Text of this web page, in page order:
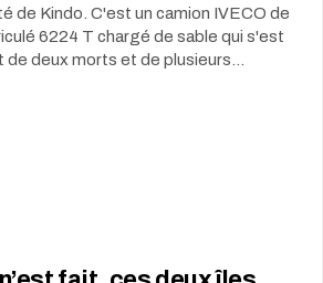
de Kindo. C'est un camion IVECO de
6224 T chargé de sable qui s'est
de deux morts et de plusieurs…